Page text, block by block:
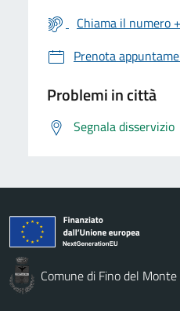
Chiama il numero
Prenota
Problemi in città
Segnala disservizio
Comune di Fino del Monte